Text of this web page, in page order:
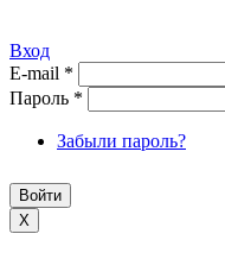
Вход
E-mail *
Пароль *
Забыли пароль?
X